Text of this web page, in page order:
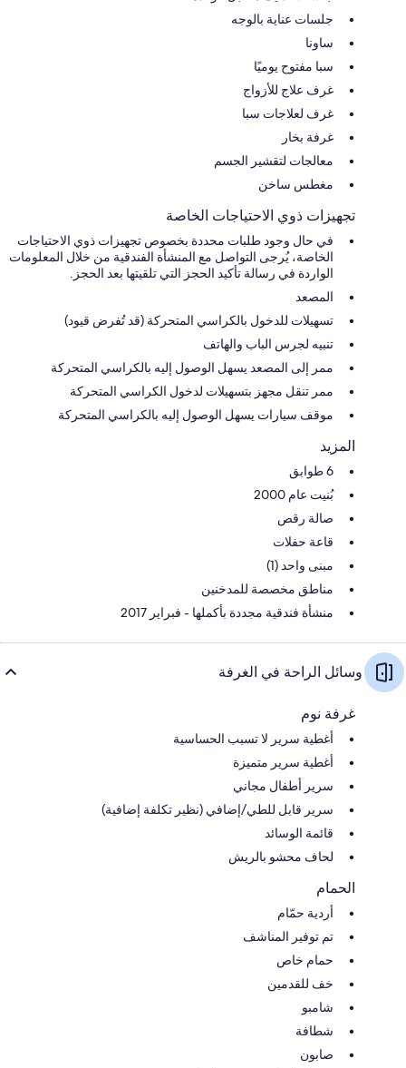
جلسات عناية بالوجه
ساونا
سبا مفتوح يوميًا
غرف علاج للأزواج
غرف لعلاجات سبا
غرفة بخار
معالجات لتقشير الجسم
مغطس ساخن
تجهيزات ذوي الاحتياجات الخاصة
في حال وجود طلبات محددة بخصوص تجهيزات ذوي الاحتياجات
الخاصة، يُرجى التواصل مع المنشأة الفندقية من خلال المعلومات
الواردة في رسالة تأكيد الحجز التي تلقيتها بعد الحجز.
المصعد
تسهيلات للدخول بالكراسي المتحركة (قد تُفرض قيود)
تنبيه لجرس الباب والهاتف
ممر إلى المصعد يسهل الوصول إليه بالكراسي المتحركة
ممر تنقل مجهز بتسهيلات لدخول الكراسي المتحركة
موقف سيارات يسهل الوصول إليه بالكراسي المتحركة
المزيد
6 طوابق
بُنيت عام 2000
صالة رقص
قاعة حفلات
مبنى واحد (1)
مناطق مخصصة للمدخنين
منشأة فندقية مجددة بأكملها - فبراير 2017
وسائل الراحة في الغرفة
غرفة نوم
أغطية سرير لا تسبب الحساسية
أغطية سرير متميزة
سرير أطفال مجاني
سرير قابل للطي/إضافي (نظير تكلفة إضافية)
قائمة الوسائد
لحاف محشو بالريش
الحمام
أردية حمّام
تم توفير المناشف
حمام خاص
خف للقدمين
شامبو
شطافة
صابون